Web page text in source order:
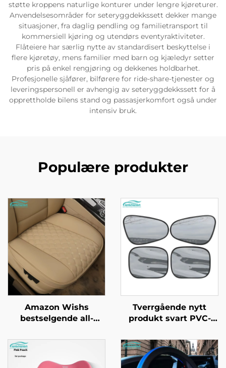
støtte kroppens naturlige konturer under lengre kjøreturer.
Anvendelsesområder for seteryggdekkssett dekker mange
situasjoner, fra daglig pendling og familietransport til
kommersiell kjøring og utendørs eventyraktiviteter.
Flåteiere har særlig nytte av standardisert beskyttelse i
flere kjøretøy, mens familier med barn og kjæledyr setter
pris på enkel rengjøring og dekkenes holdbarhet.
Profesjonelle sjåfører, bilførere for ride-share-tjenester og
leveringspersonell er avhengig av seteryggdekkssett for å
opprettholde bilens stand og passasjerkomfort også under
intensiv bruk.
Populære produkter
Amazon Wishs
bestselgende all-
bilseterygg med full
ryggstøtteomfang
bilseterygg
Tverrgående nytt
produkt svart PVC-
solskjerm
elektrostatisk
vinduskjertel for